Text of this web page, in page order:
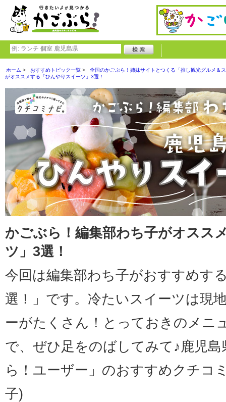
ホーム おすすめトピック一覧
全国のかごぶら！姉妹サイトとつくる「推し観光グルメ＆
がオススメする「ひんやりスイーツ」3選！
かごぶら！編集部わち子がオスス
ツ」3選！
今回は編集部わち子がおすすめす
選！」です。冷たいスイーツは現
ーがたくさん！とっておきのメニ
で、ぜひ足をのばしてみて♪鹿児
ら！ユーザー」のおすすめクチコ
子)